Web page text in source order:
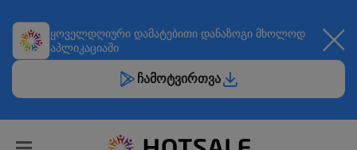
ყოველდღიური დამატებითი დანაზოგი მხოლოდ
აპლიკაციაში
ჩამოტვირთვა